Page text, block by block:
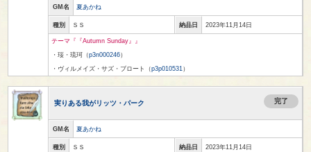
GM名 夏あかね
種別 ＳＳ 納品日 2023年11月14日
テーマ『『Autumn Sunday』』
・珱・琉珂（p3n000246）
・ヴィルメイズ・サズ・ブロート（p3p010531）
実りある我がリッツ・パーク 完了
GM名 夏あかね
種別 ＳＳ 納品日 2023年11月14日